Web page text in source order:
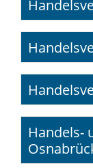
Handels-